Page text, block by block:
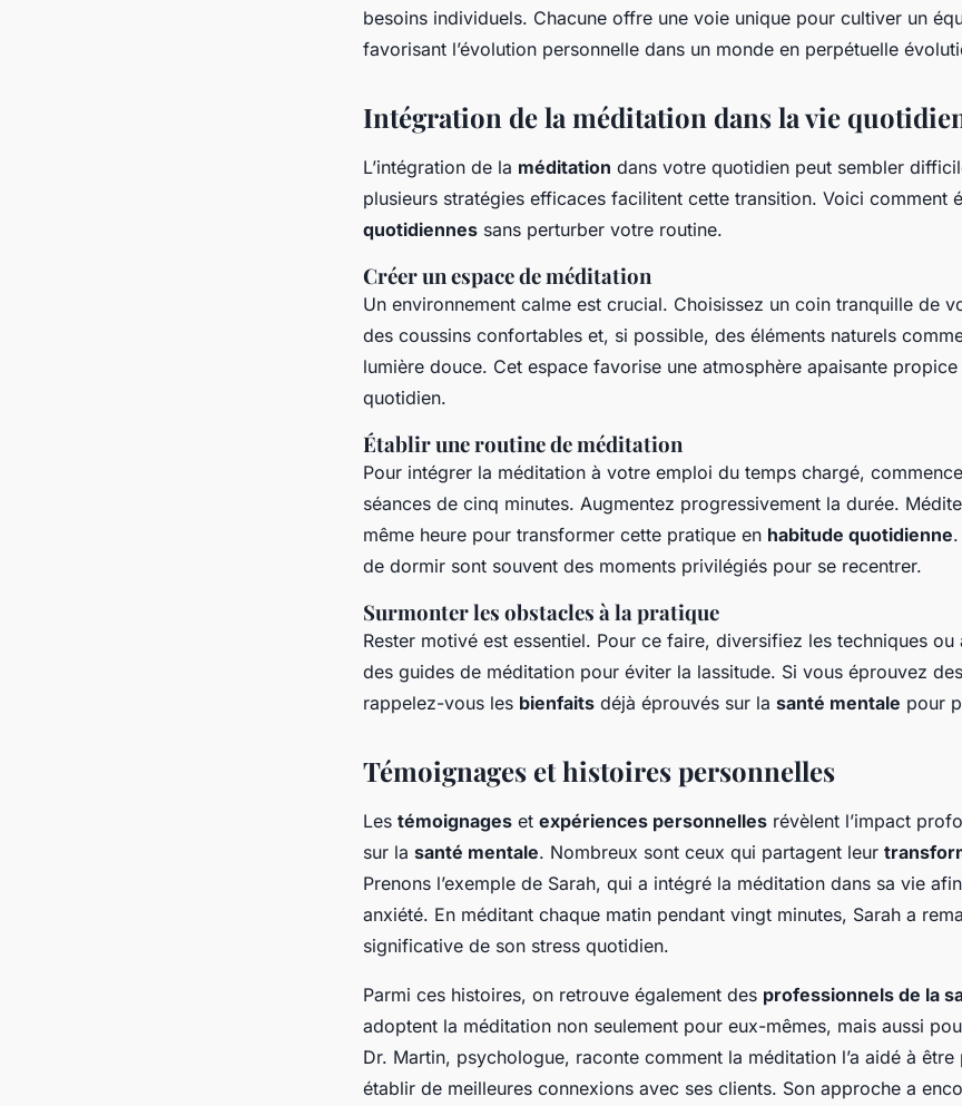
besoins individuels. Chacune offre une voie unique pour cultiver un
favorisant l’évolution personnelle dans un monde en perpétuelle
Intégration de la méditation dans la vie
L’intégration de la méditation dans votre quotidien peut sembler
plusieurs stratégies efficaces facilitent cette transition. Voici comment
quotidiennes sans perturber votre routine.
Créer un espace de méditation
Un environnement calme est crucial. Choisissez un coin tranquille de
des coussins confortables et, si possible, des éléments naturels
lumière douce. Cet espace favorise une atmosphère apaisante propice
quotidien.
Établir une routine de méditation
Pour intégrer la méditation à votre emploi du temps chargé,
séances de cinq minutes. Augmentez progressivement la durée.
même heure pour transformer cette pratique en habitude quotidienne
de dormir sont souvent des moments privilégiés pour se recentrer.
Surmonter les obstacles à la pratique
Rester motivé est essentiel. Pour ce faire, diversifiez les techniques
des guides de méditation pour éviter la lassitude. Si vous éprouvez
rappelez-vous les bienfaits déjà éprouvés sur la santé mentale pour
Témoignages et histoires personnelles
Les témoignages et expériences personnelles révèlent l’impact
sur la santé mentale. Nombreux sont ceux qui partagent leur
Prenons l’exemple de Sarah, qui a intégré la méditation dans sa vie
anxiété. En méditant chaque matin pendant vingt minutes, Sarah a
significative de son stress quotidien.
Parmi ces histoires, on retrouve également des professionnels de la
adoptent la méditation non seulement pour eux-mêmes, mais aussi
Dr. Martin, psychologue, raconte comment la méditation l’a aidé à
établir de meilleures connexions avec ses clients. Son approche a